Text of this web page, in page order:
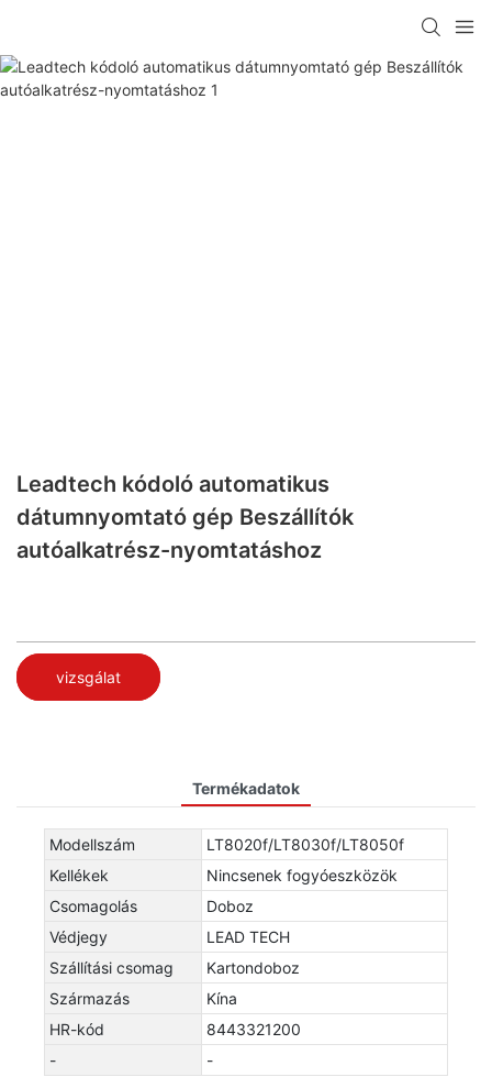
Leadtech kódoló automatikus
dátumnyomtató gép Beszállítók
autóalkatrész-nyomtatáshoz
vizsgálat
Termékadatok
Modellszám
LT8020f/LT8030f/LT8050f
Kellékek
Nincsenek fogyóeszközök
Csomagolás
Doboz
Védjegy
LEAD TECH
Szállítási csomag
Kartondoboz
Származás
Kína
HR-kód
8443321200
-
-